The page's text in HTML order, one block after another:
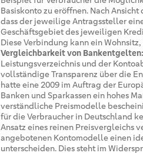
Basiskonto zu eröffnen. Nach
dass der jeweilige Antragssteller
Geschäftsgebiet des jeweiligen
Diese Verbindung kann ein
Vergleichbarkeit von Bankentgelten:
Leistungsverzeichnis und der
vollständige Transparenz über die
hatte eine 2009 im Auftrag der
Banken und Sparkassen ein hohes
verständliche Preismodelle
für die Verbraucher in Deutschland
Ansatz eines reinen Preisvergleichs
angebotenen Kontomodelle einen
unterscheiden. Dies steht im